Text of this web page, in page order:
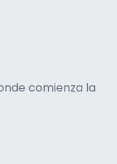
comienza la